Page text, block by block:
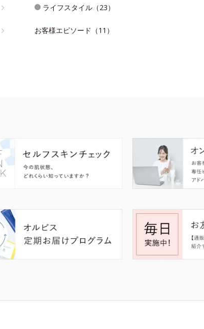
ライフスタイル（23）
お客様エピソード（11）